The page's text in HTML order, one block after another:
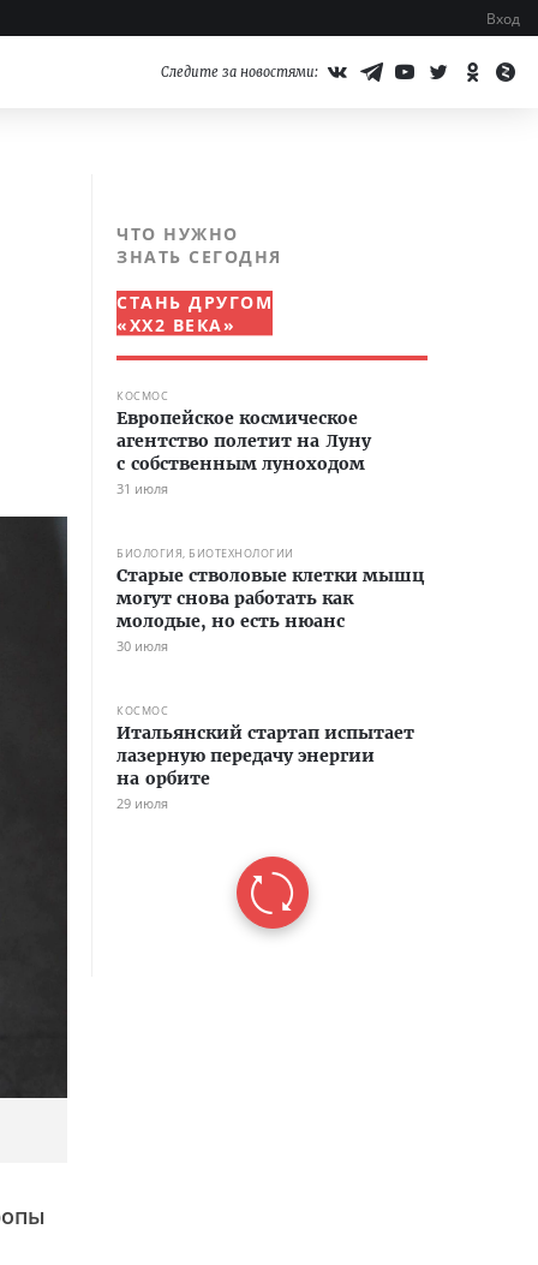
Вход
Следите за новостями:
ЧТО НУЖНО
ЗНАТЬ СЕГОДНЯ
СТАНЬ ДРУГОМ
«XX2 ВЕКА»
КОСМОС
Европейское космическое
агентство полетит на Луну
с собственным луноходом
31 июля
БИОЛОГИЯ, БИОТЕХНОЛОГИИ
Старые стволовые клетки мышц
могут снова работать как
молодые, но есть нюанс
30 июля
КОСМОС
Итальянский стартап испытает
лазерную передачу энергии
на орбите
29 июля